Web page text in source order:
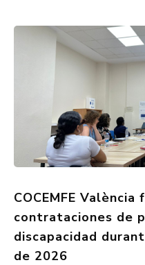
COCEMFE
contrataciones de
discapacidad
de 2026